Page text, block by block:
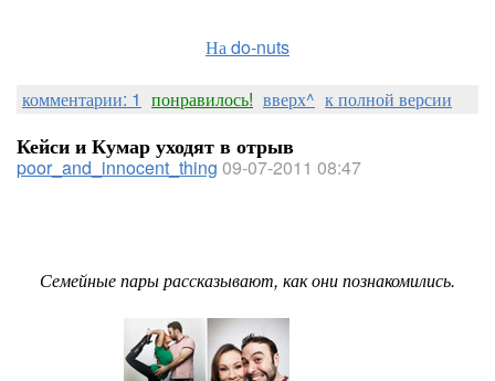
На do-nuts
комментарии: 1 понравилось! вверх^ к полной версии
Кейси и Кумар уходят в отрыв
poor_and_innocent_thing 09-07-2011 08:47
Семейные пары рассказывают, как они познакомились.